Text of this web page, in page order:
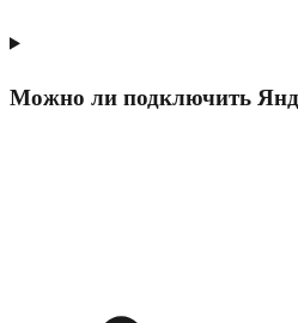
Можно ли подключить